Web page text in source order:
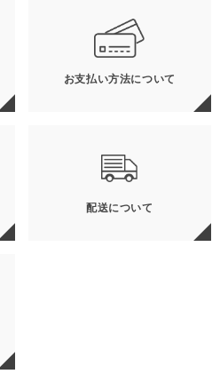
お支払い方法について
配送について